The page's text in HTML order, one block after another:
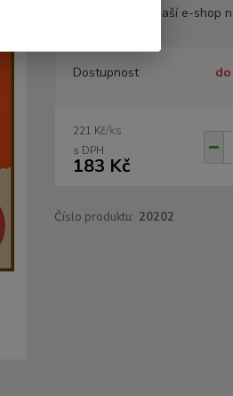
rozměry ubrusů v naší e-shop
Dostupnost
221 Kč/ks
183 Kč
Číslo produktu: 20202